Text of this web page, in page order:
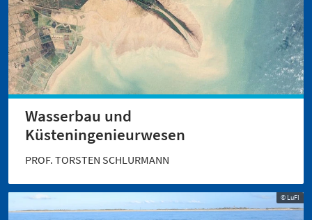
Wasserbau und
Küsteningenieurwesen
PROF. TORSTEN SCHLURMANN
© LuFI